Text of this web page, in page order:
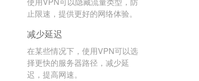
止限速，提供更好的网络体验。
减少延迟
在某些情况下，使用VPN可以选
择更快的服务器路径，减少延
迟，提高网速。